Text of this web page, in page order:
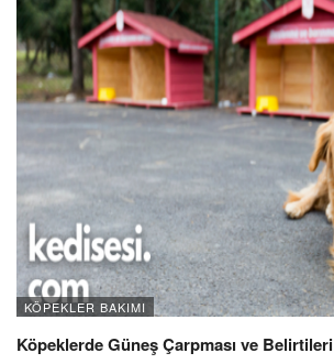
KÖPEKLER BAKIMI
Köpeklerde Güneş Çarpması ve Belirtileri